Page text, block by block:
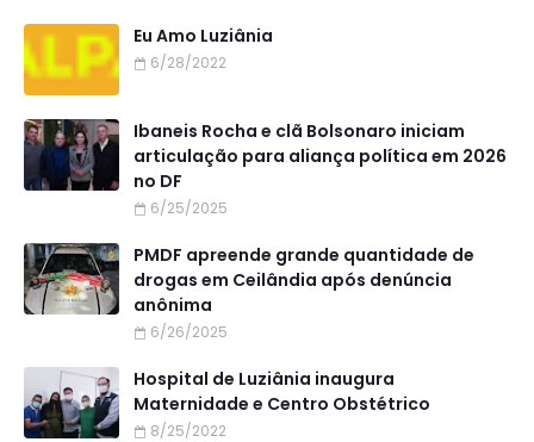
Eu Amo Luziânia
6/28/2022
Ibaneis Rocha e clã Bolsonaro iniciam
articulação para aliança política em 2026
no DF
6/25/2025
PMDF apreende grande quantidade de
drogas em Ceilândia após denúncia
anônima
6/26/2025
Hospital de Luziânia inaugura
Maternidade e Centro Obstétrico
8/25/2022